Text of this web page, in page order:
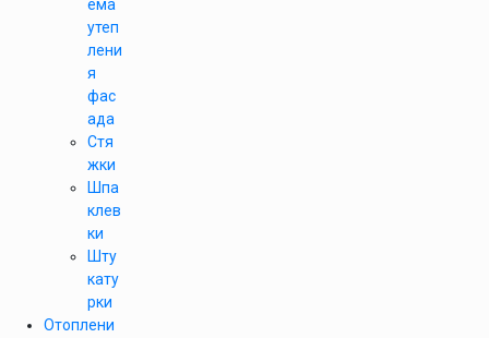
ема
утеп
лени
я
фас
ада
Стя
жки
Шпа
клев
ки
Шту
кату
рки
Отоплени